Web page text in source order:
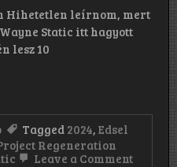
Hihetetlen leírnom, mert
Static itt hagyott
lesz 10
Tagged 2024, Edsel
Regeneration
Leave a Commenton